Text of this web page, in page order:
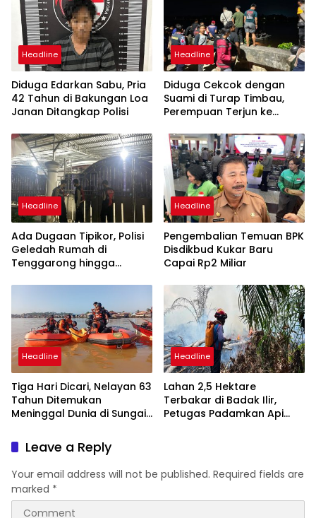
Headline
Diduga Edarkan Sabu, Pria
42 Tahun di Bakungan Loa
Janan Ditangkap Polisi
Headline
Diduga Cekcok dengan
Suami di Turap Timbau,
Perempuan Terjun ke
Headline
Ada Dugaan Tipikor, Polisi
Geledah Rumah di
Tenggarong hingga
Headline
Pengembalian Temuan BPK
Disdikbud Kukar Baru
Capai Rp2 Miliar
Headline
Tiga Hari Dicari, Nelayan 63
Tahun Ditemukan
Meninggal Dunia di Sungai
Headline
Lahan 2,5 Hektare
Terbakar di Badak Ilir,
Petugas Padamkan Api
Leave a Reply
Your email address will not be published. Required fields are
marked *